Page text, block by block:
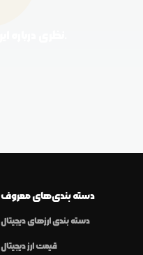
دسته بندی‌های معروف
دسته بندی ارزهای دیجیتال
قیمت ارز دیجیتال